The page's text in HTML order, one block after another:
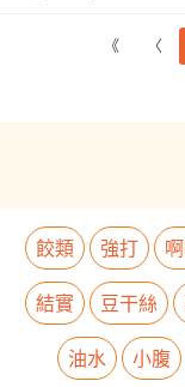
《 〈
餃類 強打
結實
豆干絲
油水
小腹